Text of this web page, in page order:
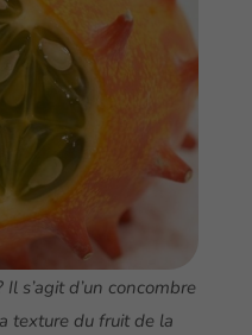
s’agit d’un concombre
texture du fruit de la